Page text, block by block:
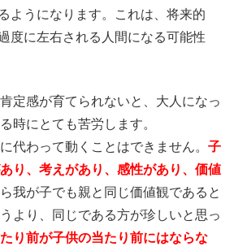
ようになります。これは、将来的
度に左右される人間になる可能性
定感が育てられないと、大人になっ
時にとても苦労します。
代わって動くことはできません。 子
り、考えがあり、感性があり、価値
我が子でも親と同じ価値観であると
より、同じである方が珍しいと思っ
り前が子供の当たり前にはならな